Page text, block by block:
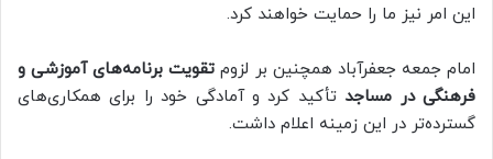
این امر نیز ما را حمایت خواهند کرد.
امام جمعه جعفرآباد همچنین بر لزوم تقویت برنامه‌های آموزشی و
فرهنگی در مساجد تأکید کرد و آمادگی خود را برای همکاری‌های
گسترده‌تر در این زمینه اعلام داشت.